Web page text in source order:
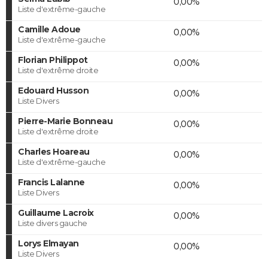
Liste d'extrême-gauche
Camille Adoue
Liste d'extrême-gauche
0,00%
Florian Philippot
Liste d'extrême droite
0,00%
Edouard Husson
Liste Divers
0,00%
Pierre-Marie Bonneau
Liste d'extrême droite
0,00%
Charles Hoareau
Liste d'extrême-gauche
0,00%
Francis Lalanne
Liste Divers
0,00%
Guillaume Lacroix
Liste divers gauche
0,00%
Lorys Elmayan
Liste Divers
0,00%